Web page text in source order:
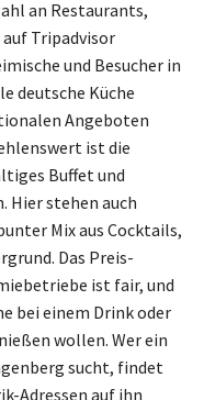
an Restaurants,
auf Tripadvisor
und Besucher in
deutsche Küche
Angeboten
ist die
Buffet und
Hier stehen auch
Mix aus Cocktails,
Das Preis-
ist fair, und
bei einem Drink oder
wollen. Wer ein
sucht, findet
Adressen auf ihn